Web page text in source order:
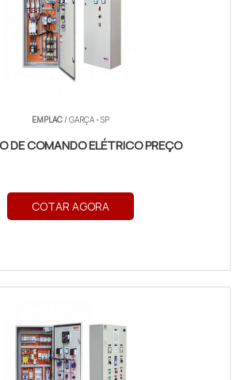
EMPLAC/ GARÇA - SP
DE COMANDO ELÉTRICO PREÇO
COTAR AGORA